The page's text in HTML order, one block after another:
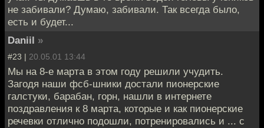
не забивали? Думаю, забивали. Так всегда было,
есть и будет...
Daniil »
#23 | 20.05.01 13:44
Мы на 8-е марта в этом году решили учудить.
Загодя наши фсб-шники достали пионерские
галстуки, барабан, горн, нашли в интернете
поздравления к 8 марта, которые и как пионерские
речевки отлично подошли, потренировались и ... с